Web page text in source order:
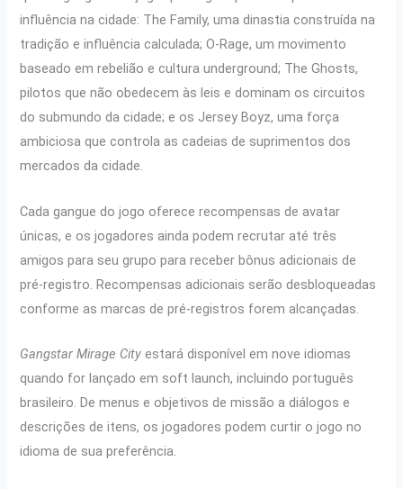
influência na cidade: The Family, uma dinastia construída na
tradição e influência calculada; O-Rage, um movimento
baseado em rebelião e cultura underground; The Ghosts,
pilotos que não obedecem às leis e dominam os circuitos
do submundo da cidade; e os Jersey Boyz, uma força
ambiciosa que controla as cadeias de suprimentos dos
mercados da cidade.
Cada gangue do jogo oferece recompensas de avatar
únicas, e os jogadores ainda podem recrutar até três
amigos para seu grupo para receber bônus adicionais de
pré-registro. Recompensas adicionais serão desbloqueadas
conforme as marcas de pré-registros forem alcançadas.
Gangstar Mirage City estará disponível em nove idiomas
quando for lançado em soft launch, incluindo português
brasileiro. De menus e objetivos de missão a diálogos e
descrições de itens, os jogadores podem curtir o jogo no
idioma de sua preferência.